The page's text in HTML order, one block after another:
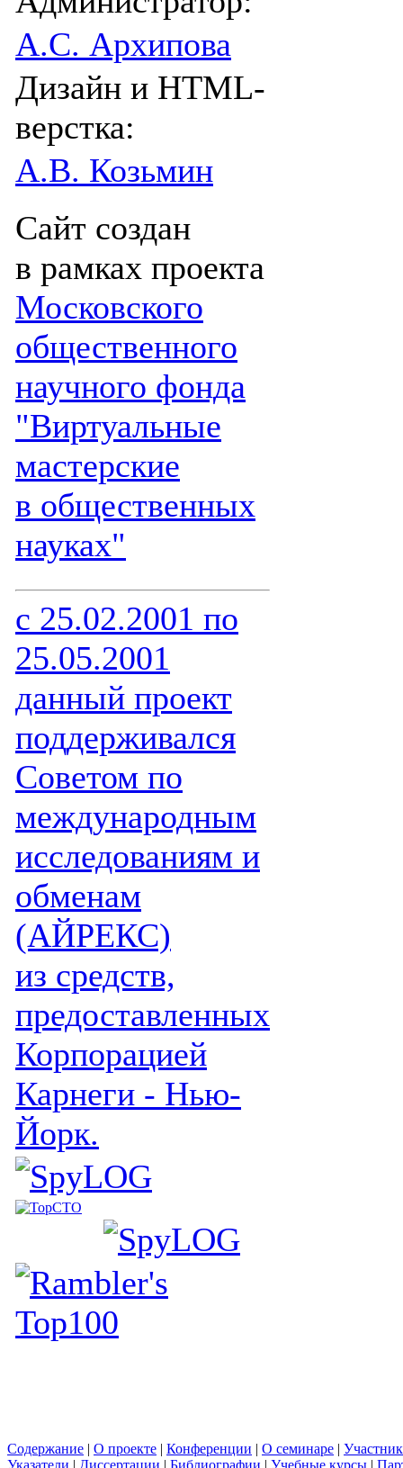
А.С. Архипова
Дизайн и HTML-
верстка:
А.В. Козьмин
Сайт создан
в рамках проекта
Московского
общественного
научного фонда
"Виртуальные
мастерские
в общественных
науках"
с 25.02.2001 по
25.05.2001
данный проект
поддерживался
Советом по
международным
исследованиям и
обменам
(АЙРЕКС)
из средств,
предоставленных
Корпорацией
Карнеги - Нью-
Йорк.
Содержание | О проекте | Конференции | О семинаре |
Указатели | Диссертации | Библиографии | Учебные курсы |